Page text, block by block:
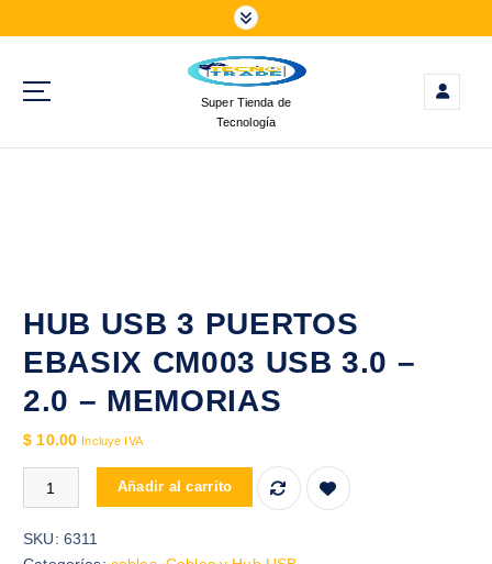
a
Super Tienda de
Tecnología
HUB USB 3 PUERTOS
EBASIX CM003 USB 3.0 –
2.0 – MEMORIAS
$ 10.00 Incluye IVA
HUB USB 3 PUERTOS EBASIX CM003 USB 3.0 - 2.0 -
Añadir al carrito
SKU: 6311